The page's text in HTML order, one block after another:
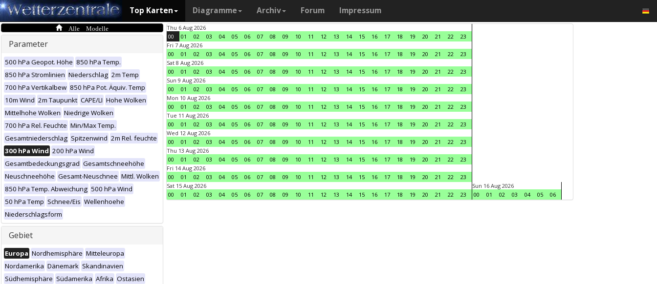
Top Karten Diagramme Archiv Forum Impressum
Alle Modelle
Parameter
500 hPa Geopot. Höhe 850 hPa Temp.
850 hPa Stromlinien Niederschlag 2m Temp
700 hPa Vertikalbew 850 hPa Pot. Äquiv. Temp
10m Wind 2m Taupunkt CAPE/LI Hohe Wolken
Mittelhohe Wolken Niedrige Wolken
700 hPa Rel. Feuchte Min/Max Temp.
Gesamtniederschlag Spitzenwind 2m Rel. feuchte
300 hPa Wind 200 hPa Wind
Gesamtbedeckungsgrad Gesamtschneehöhe
Neuschneehöhe Gesamt-Neuschnee Mittl. Wolken
850 hPa Temp. Abweichung 500 hPa Wind
50 hPa Temp Schnee/Eis Wellenhoehe
Niederschlagsform
Gebiet
Europa Nordhemisphäre Mitteleuropa
Nordamerika Dänemark Skandinavien
Südhemisphäre Südamerika Afrika Ostasien
Thu 6 Aug 2026
00
01 02 03 04 05 06 07 08 09 10 11 12 13 14 15 16 17 18 19 20 21 22
23
Fri 7 Aug 2026
00
01 02 03 04 05 06 07 08 09 10 11 12 13 14 15 16 17 18 19 20 21 22
23
Sat 8 Aug 2026
00
01 02 03 04 05 06 07 08 09 10 11 12 13 14 15 16 17 18 19 20 21 22
23
Sun 9 Aug 2026
00
01 02 03 04 05 06 07 08 09 10 11 12 13 14 15 16 17 18 19 20 21 22
23
Mon 10 Aug 2026
00
01 02 03 04 05 06 07 08 09 10 11 12 13 14 15 16 17 18 19 20 21 22
23
Tue 11 Aug 2026
00
01 02 03 04 05 06 07 08 09 10 11 12 13 14 15 16 17 18 19 20 21 22
23
Wed 12 Aug 2026
00
01 02 03 04 05 06 07 08 09 10 11 12 13 14 15 16 17 18 19 20 21 22
23
Thu 13 Aug 2026
00
01 02 03 04 05 06 07 08 09 10 11 12 13 14 15 16 17 18 19 20 21 22
23
Fri 14 Aug 2026
00
01 02 03 04 05 06 07 08 09 10 11 12 13 14 15 16 17 18 19 20 21 22
23
Sat 15 Aug 2026
00
01 02 03 04 05 06 07 08 09 10 11 12 13 14 15 16 17 18 19 20 21 22 23
Sun 16 Aug 2026
00
01 02 03 04 05 06